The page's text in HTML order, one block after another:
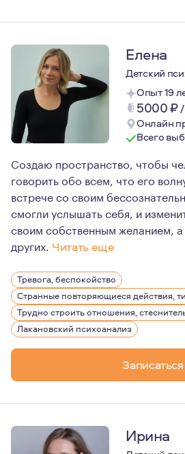
Елена
Детский
Опыт 19
5000₽/
Онлайн
Всего
Создаю пространство, чтобы
говорить обо всем, что его
встрече со своим
смогли услышать себя, и
своим собственным желанием,
других. Читать еще
Люблю людей и смотрю на
Интересуюсь искусством,
Посмотреть мои тексты по
http://chitatkino.ru/lobster
http://chitatkino.ru/feya
http://chitatkino.ru/vernost
http://chitatkino.ru/21nuits
Телеграмм канал с текстами и
Тревога, беспокойство
Лакановский психоанализ
Записаться
Ирина